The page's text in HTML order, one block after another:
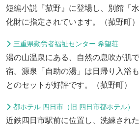
短編小説『菰野』に登場し、別館「
化財に指定されています。（菰野町）
三重県勤労者福祉センター 希望荘
湯の山温泉にある、自然の息吹が肌
宿。源泉「自助の湯」は日帰り入浴
とのセットが好評です。（菰野町）
都ホテル 四日市（旧 四日市都ホテル）
近鉄四日市駅前に位置し、洗練され